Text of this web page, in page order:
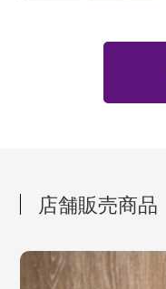
店舗販売商品